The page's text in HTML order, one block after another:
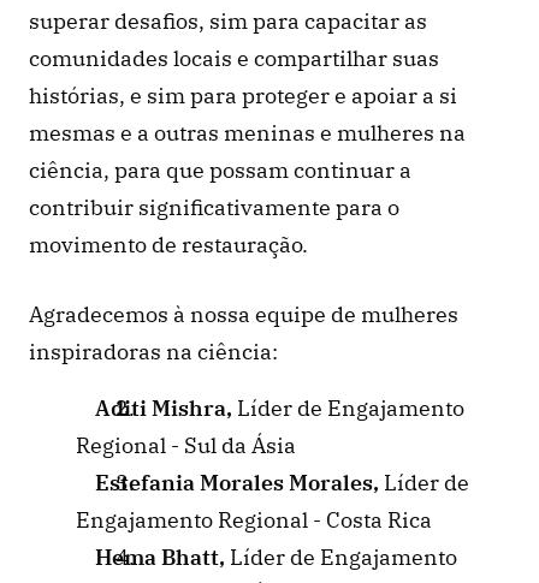
superar desafios, sim para capacitar as
comunidades locais e compartilhar suas
histórias, e sim para proteger e apoiar a si
mesmas e a outras meninas e mulheres na
ciência, para que possam continuar a
contribuir significativamente para o
movimento de restauração.
Agradecemos à nossa equipe de mulheres
inspiradoras na ciência:
Aditi Mishra, Líder de Engajamento
Regional - Sul da Ásia
Estefania Morales Morales, Líder de
Engajamento Regional - Costa Rica
Hema Bhatt, Líder de Engajamento